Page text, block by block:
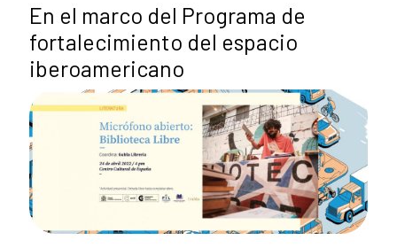
En el marco del Programa de
fortalecimiento del espacio
iberoamericano